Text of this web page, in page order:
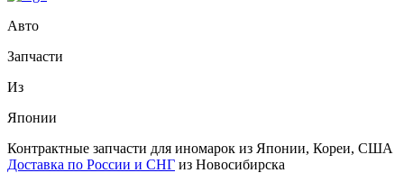
Авто
Запчасти
Из
Японии
Контрактные запчасти для иномарок из Японии, Кореи, США
Доставка по России и СНГ из Новосибирска